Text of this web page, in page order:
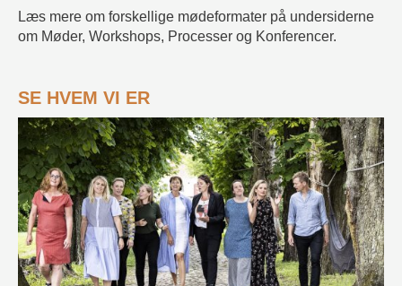
Læs mere om forskellige mødeformater på undersiderne
om Møder, Workshops, Processer og Konferencer.
SE HVEM VI ER